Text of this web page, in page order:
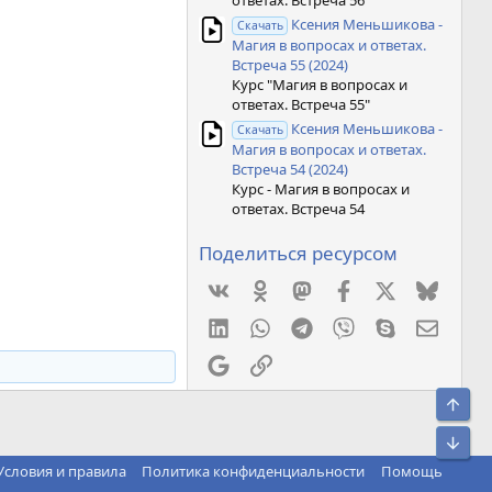
Скачать Ксения Меньшикова -
Магия в вопросах и ответах.
Встреча 55 (2024)
Курс "Магия в вопросах и
ответах. Встреча 55"
Скачать Ксения Меньшикова -
Магия в вопросах и ответах.
Встреча 54 (2024)
Курс - Магия в вопросах и
ответах. Встреча 54
Поделиться ресурсом
VkontakteOdnoklassniki
MastodonFacebook
LinkedInWhatsAppTelegram
Viber Skype
GoogleСсылка
и правила Политика конфиденциальности Помощь